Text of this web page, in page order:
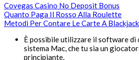
Covegas Casino No Deposit Bonus
Quanto Paga Il Rosso Alla Roulette
Metodi Per Contare Le Carte A Blackjack
È possibile utilizzare il software di
sistema Mac, che tu sia un
principiante.